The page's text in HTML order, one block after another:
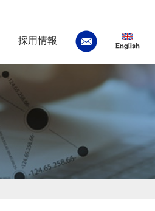
採用情報